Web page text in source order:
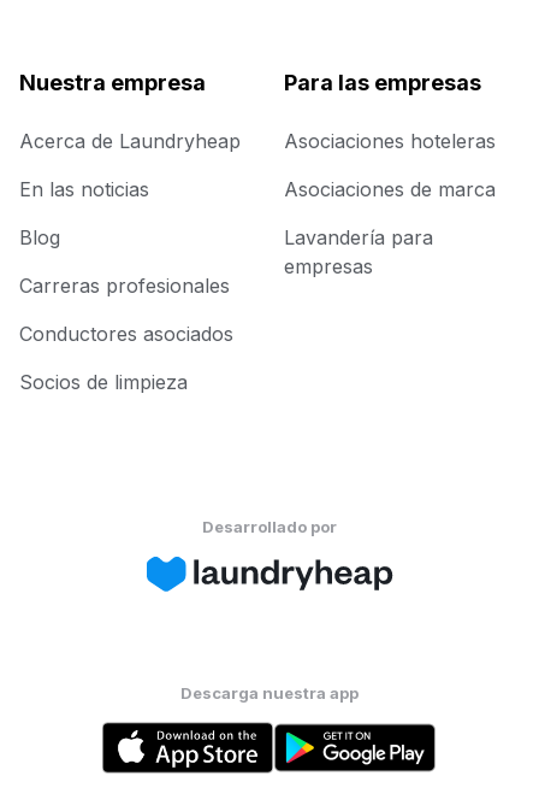
Nuestra empresa
Acerca de Laundryheap
En las noticias
Blog
Carreras profesionales
Conductores asociados
Socios de limpieza
Para las empresas
Asociaciones hoteleras
Asociaciones de marca
Lavandería para
empresas
Desarrollado por
Descarga nuestra app